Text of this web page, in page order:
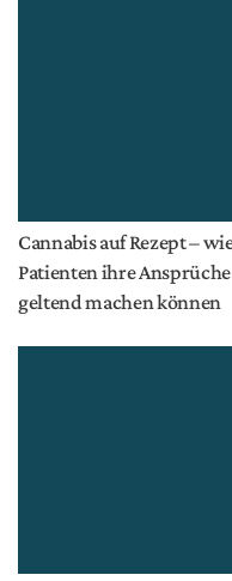
Cannabis auf Rezept –
Patienten ihre Ansprüche
geltend machen können